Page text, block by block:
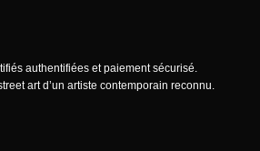
authentifiées et paiement sécurisé.
art d’un artiste contemporain reconnu.